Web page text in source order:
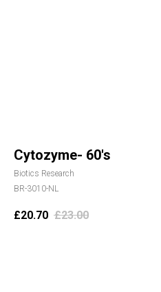
Cytozyme- 60's
Biotics Research
BR-3010-NL
£20.70 £23.00